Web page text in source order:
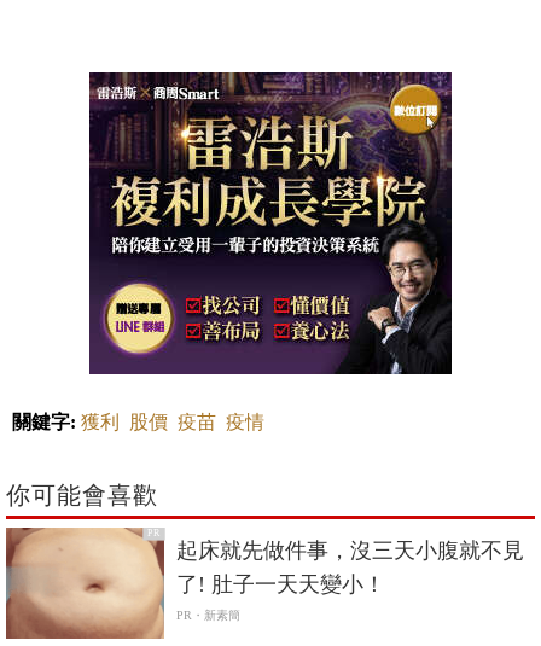
關鍵字: 獲利 股價 疫苗 疫情
你可能會喜歡
PR
起床就先做件事，沒三天小腹就不見
了! 肚子一天天變小！
PR・新素簡